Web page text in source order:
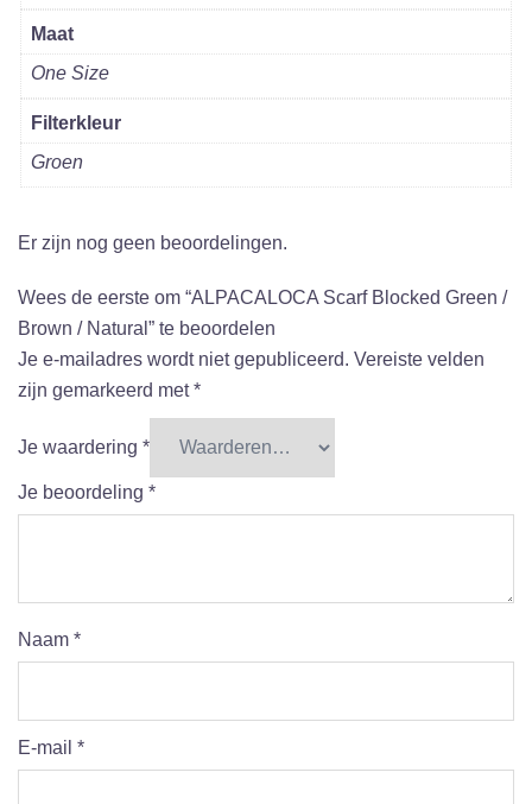
Maat
One Size
Filterkleur
Groen
Er zijn nog geen beoordelingen.
Wees de eerste om “ALPACALOCA Scarf Blocked Green /
Brown / Natural” te beoordelen
Je e-mailadres wordt niet gepubliceerd. Vereiste velden
zijn gemarkeerd met*
Je waardering *
Je beoordeling *
Naam *
E-mail *